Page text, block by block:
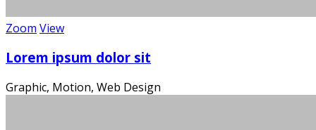
Zoom View
Lorem ipsum dolor sit
Graphic, Motion, Web Design